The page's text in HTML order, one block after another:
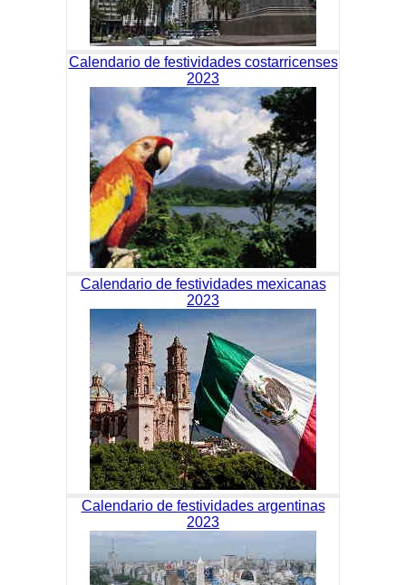
Calendario de festividades costarricenses
2023
Calendario de festividades mexicanas
2023
Calendario de festividades argentinas
2023